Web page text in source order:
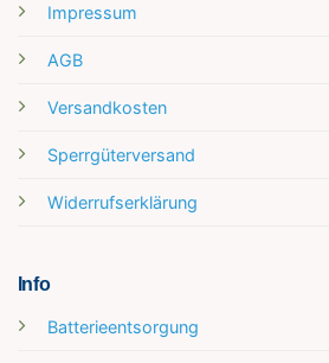
Impressum
AGB
Versandkosten
Sperrgüterversand
Widerrufserklärung
Info
Batterieentsorgung